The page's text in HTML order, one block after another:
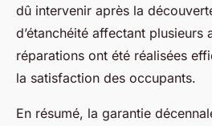
dû intervenir après la
d’étanchéité affectant plusieurs
réparations ont été réalisées
la satisfaction des occupants.
En résumé, la garantie